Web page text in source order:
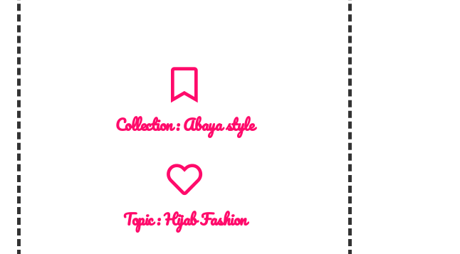
Collection :Abaya style
Topic :Hijab Fashion